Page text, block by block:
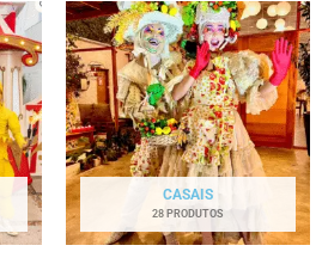
CASAIS
28 PRODUTOS